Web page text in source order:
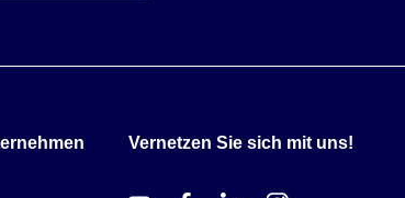
Vernetzen Sie sich mit uns!